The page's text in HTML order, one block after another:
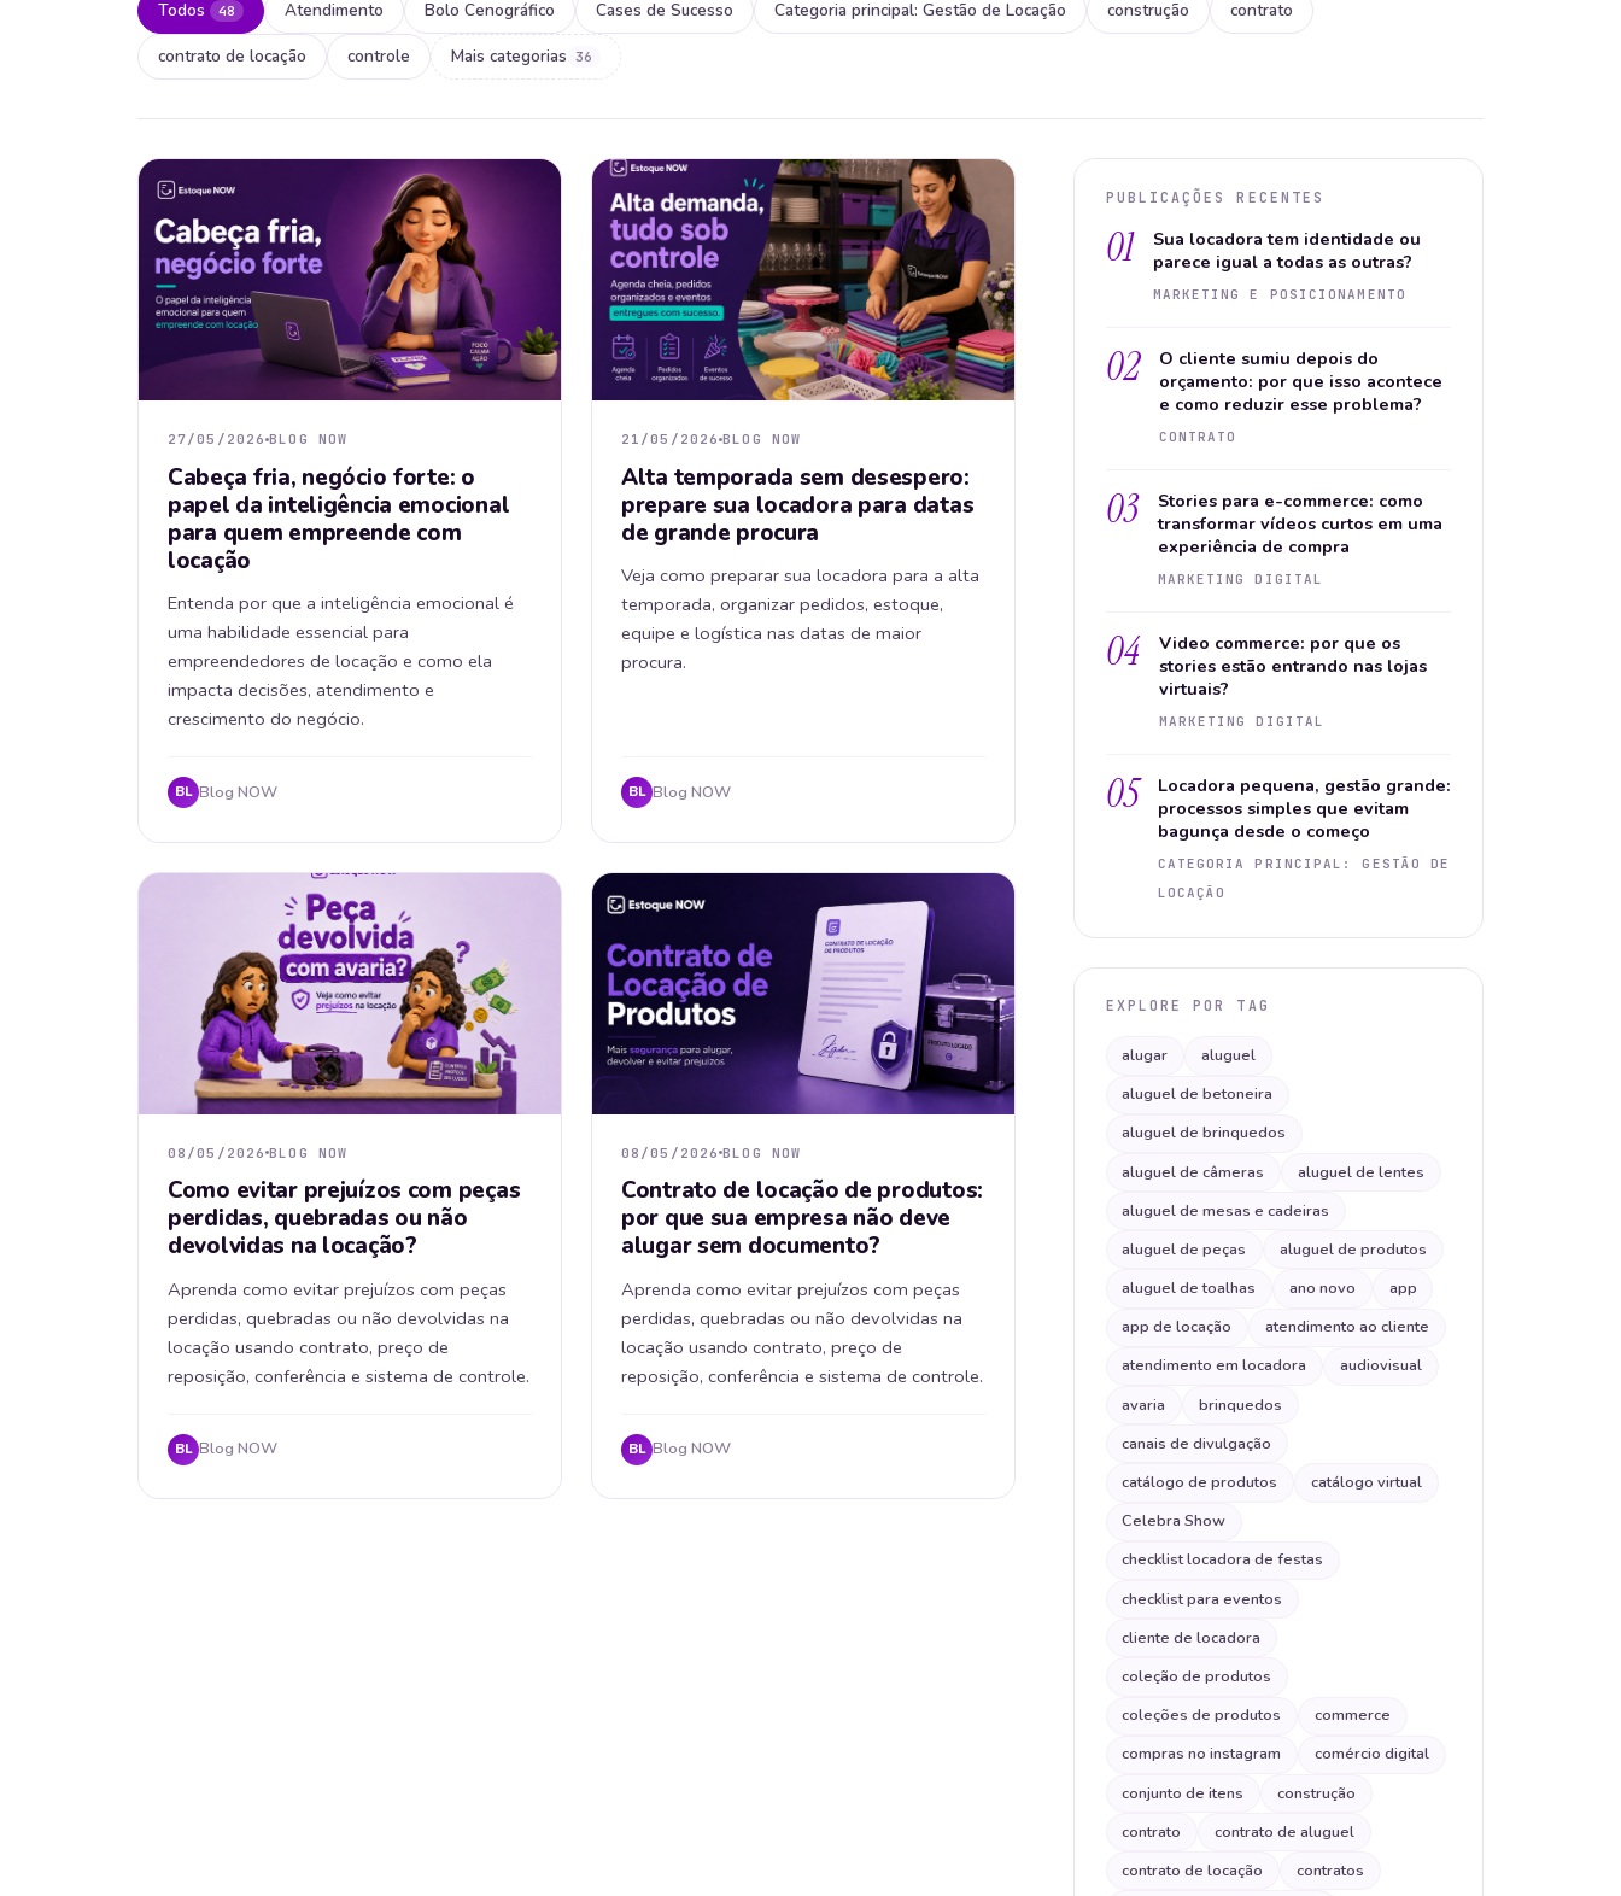
Todos 48 Atendimento Bolo Cenográfico Cases de Sucesso Categoria principal: Gestão de Locação construção
contrato
contrato de locação
controle Mais categorias 36
27/05/2026 BLOG NOW
Cabeça fria, negócio forte: o
papel da inteligência emocional
para quem empreende com
locação
Entenda por que a inteligência emocional é
uma habilidade essencial para
empreendedores de locação e como ela
impacta decisões, atendimento e
crescimento do negócio.
BL Blog NOW
21/05/2026 BLOG NOW
Alta temporada sem desespero:
prepare sua locadora para datas
de grande procura
Veja como preparar sua locadora para a alta
temporada, organizar pedidos, estoque,
equipe e logística nas datas de maior
procura.
BL Blog NOW
08/05/2026 BLOG NOW
Como evitar prejuízos com peças
perdidas, quebradas ou não
devolvidas na locação?
Aprenda como evitar prejuízos com peças
perdidas, quebradas ou não devolvidas na
locação usando contrato, preço de
reposição, conferência e sistema de controle.
BL Blog NOW
08/05/2026 BLOG NOW
Contrato de locação de produtos:
por que sua empresa não deve
alugar sem documento?
Aprenda como evitar prejuízos com peças
perdidas, quebradas ou não devolvidas na
locação usando contrato, preço de
reposição, conferência e sistema de controle.
BL Blog NOW
PUBLICAÇÕES RECENTES
01
Sua locadora tem identidade ou
parece igual a todas as outras?
MARKETING E POSICIONAMENTO
02
O cliente sumiu depois do
orçamento: por que isso acontece
e como reduzir esse problema?
CONTRATO
03
Stories para e-commerce: como
transformar vídeos curtos em uma
experiência de compra
MARKETING DIGITAL
04
Video commerce: por que os
stories estão entrando nas lojas
virtuais?
MARKETING DIGITAL
05
Locadora pequena, gestão grande:
processos simples que evitam
bagunça desde o começo
CATEGORIA PRINCIPAL: GESTÃO DE
LOCAÇÃO
EXPLORE POR TAG
alugar
aluguel
aluguel de betoneira
aluguel de brinquedos
aluguel de câmeras
aluguel de lentes
aluguel de mesas e cadeiras
aluguel de peças
aluguel de produtos
aluguel de toalhas
ano novo
app
app de locação
atendimento ao cliente
atendimento em locadora
audiovisual
avaria
brinquedos
canais de divulgação
catálogo de produtos
catálogo virtual
Celebra Show
checklist locadora de festas
checklist para eventos
cliente de locadora
coleção de produtos
coleções de produtos
commerce
compras no instagram
comércio digital
conjunto de itens
construção
contrato
contrato de aluguel
contrato de locação
contratos